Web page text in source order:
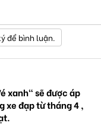
để bình luận.
xanh" sẽ được áp
xe đạp từ tháng 4 ,